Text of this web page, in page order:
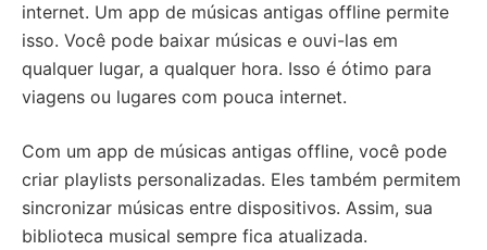
internet. Um app de músicas antigas offline permite
isso. Você pode baixar músicas e ouvi-las em
qualquer lugar, a qualquer hora. Isso é ótimo para
viagens ou lugares com pouca internet.
Com um app de músicas antigas offline, você pode
criar playlists personalizadas. Eles também permitem
sincronizar músicas entre dispositivos. Assim, sua
biblioteca musical sempre fica atualizada.